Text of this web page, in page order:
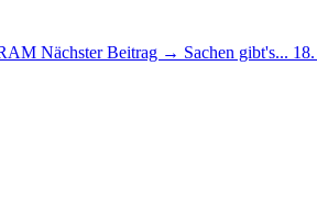
Nächster Beitrag → Sachen gibt's...